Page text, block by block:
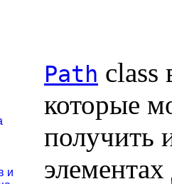
и
Path class
которые
получить